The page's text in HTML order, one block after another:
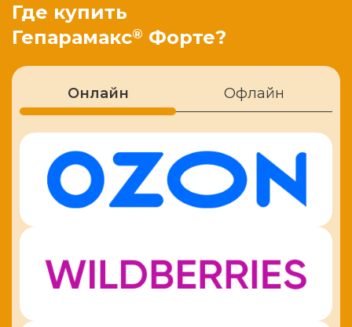
Где купить
Гепарамакс® Форте?
Онлайн Офлайн